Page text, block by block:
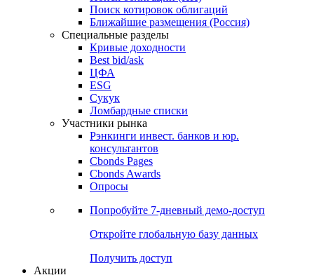
Облигации
Поиски
Поиск облигаций & Карты рынка
Поиск облигаций (ИИ)
Поиск котировок облигаций
Ближайшие размещения (Россия)
Специальные разделы
Кривые доходности
Best bid/ask
ЦФА
ESG
Сукук
Ломбардные списки
Участники рынка
Рэнкинги инвест. банков и юр.
Cbonds Pages
Опросы
Попробуйте7-дневный